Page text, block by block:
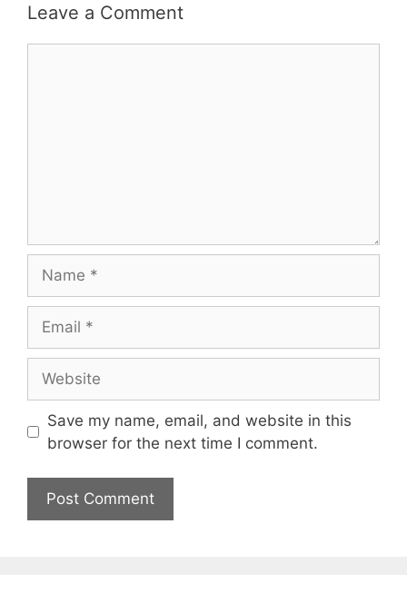
Leave a Comment
Save my name, email, and website in this
browser for the next time I comment.